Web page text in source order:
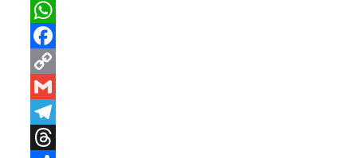
X
WhatsApp
Facebook
Copy
Link
Gmail
Telegram